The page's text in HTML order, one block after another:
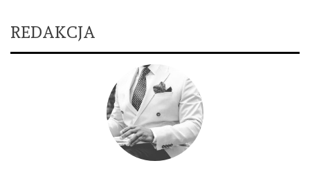
REDAKCJA